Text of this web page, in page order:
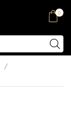
0
/